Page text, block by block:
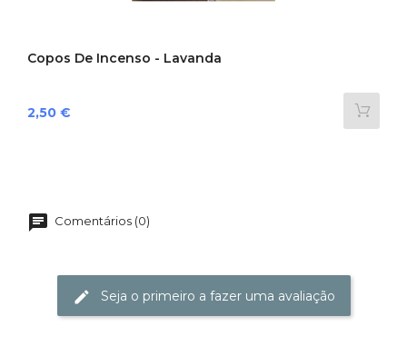
Copos De Incenso - Lavanda
Preço
2,50 €
Comentários (0)
Seja o primeiro a fazer uma avaliação